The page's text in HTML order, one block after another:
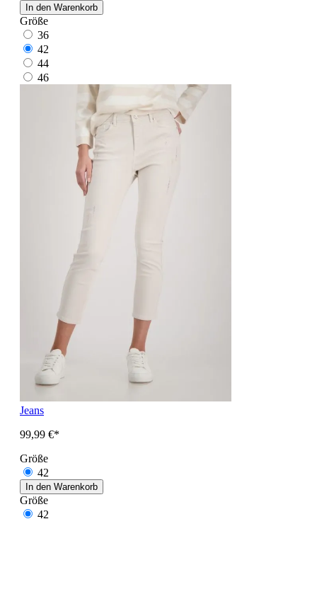
In den Warenkorb
Größe
36
42
44
46
Jeans
99,99 €*
Größe
42
In den Warenkorb
Größe
42